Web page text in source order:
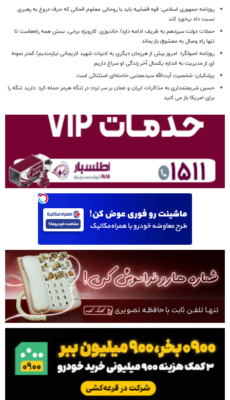
روزنامه جمهوری اسلامی: قوه قضاییه باید با روحانی معلوم الحالی که حرف دروغ به رهبری
نسبت داد برخورد کند
حملات دولت سیزدهم به ظریف ادامه دارد/ خاندوزی: کارویژه برخی، بستن همه راه‌هاست تا
تنها راه وصال به معشوق باز بماند
روزنامه اصولگرا: امروز بیش از هرزمان دیگری به ادبیات شهید لاریجانی نیازمندیم/ کمتر نمونه
ای از مدیریت به اندازه یکسال آخر زندگی او سراغ داریم
پزشکیان: شخصیت آیت‌الله سیدمجتبی خامنه‌ای استثنائی است
حسین شریعتمداری به مذاکرات ایران و عمان بر سر تردد در تنگه هرمز حمله کرد: دارید تنگه را
برای امریکا باز می کنید